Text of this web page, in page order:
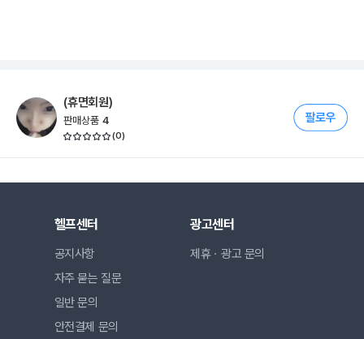
(휴면회원)
판매상품 4
(0)
헬프센터
공지사항
자주 묻는 질문
일반 문의
안전결제 문의
광고센터
제휴ㆍ광고 문의